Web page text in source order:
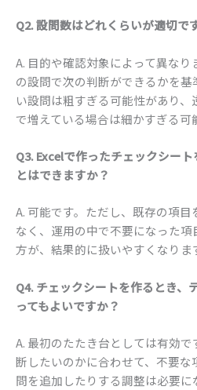
Q2. 設問数はどれくらいが適切で
A. 目的や確認対象によって異な
の設問で次の判断ができるかを
い設問は粗すぎる可能性があり
で増えている場合は細かすぎる可
Q3. Excelで作ったチェックシー
とはできますか？
A. 可能です。ただし、既存の項
なく、運用の中で不要になった
方が、結果的に扱いやすくなりま
Q4. チェックシートを作るとき、
ってもよいですか？
A. 最初のたたき台としては有効
断したいのかに合わせて、不要な
問を追加したりする調整は必要に